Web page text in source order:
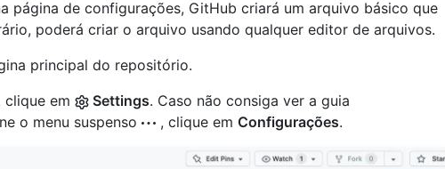
página de configurações, GitHub criará um arquivo básico que
poderá criar o arquivo usando qualquer editor de arquivos.
principal do repositório.
em
Settings. Caso não consiga ver a guia
o menu suspenso
, clique em Configurações.